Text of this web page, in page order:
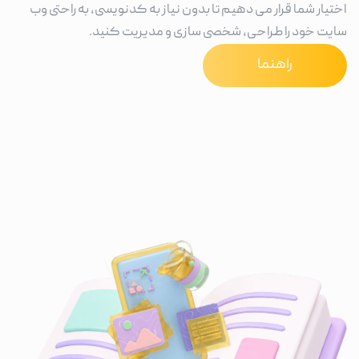
اختیار شما قرار می دهیم تا بدون نیاز به کدنویسی، به راحتی وب
سایت خود را طراحی، شخصی سازی و مدیریت کنید.
راهنما